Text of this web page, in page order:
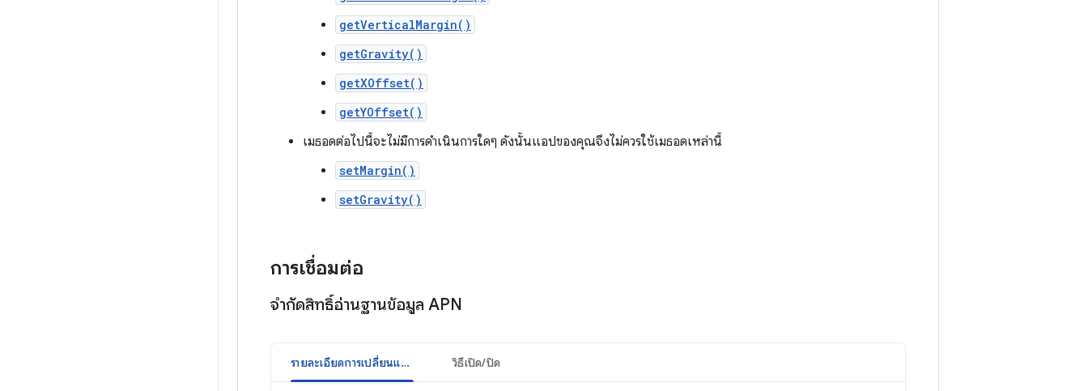
getVerticalMargin()
getGravity()
getXOffset()
getYOffset()
เมธอดต่อไปนี้จะไม่มีการดำเนินการใดๆ ดังนั้นแอปของคุณจึงไม่ควรใช้เมธอดเหล่านี้
setMargin()
setGravity()
การเชื่อมต่อ
จำกัดสิทธิ์อ่านฐานข้อมูล APN
รายละเอียดการเปลี่ยนแปลง วิธีเปิด/ปิด